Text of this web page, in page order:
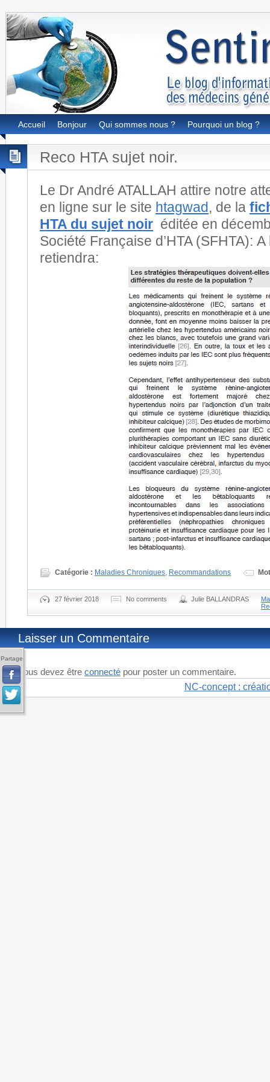
Partage
Accueil Bonjour Qui sommes nous ? Pourquoi un blog ?
Reco HTA sujet noir.
Le Dr André ATALLAH attire notre
en ligne sur le site htagwad , de la
HTA du sujet noir éditée en
Société Française d’HTA (SFHTA):
retiendra:
Catégorie : Maladies Chroniques, Recommandations
27 février 2018 No comments Julie BALLANDRAS
Laisser un Commentaire
Vous devez être connecté pour poster un commentaire.
NC-concept :